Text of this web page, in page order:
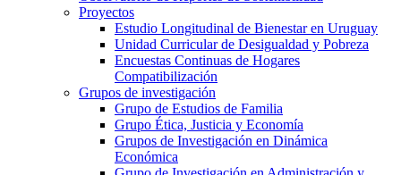
Proyectos
Estudio Longitudinal de Bienestar en Uruguay
Unidad Curricular de Desigualdad y Pobreza
Encuestas Continuas de Hogares
Compatibilización
Grupos de investigación
Grupo de Estudios de Familia
Grupo Ética, Justicia y Economía
Grupos de Investigación en Dinámica
Económica